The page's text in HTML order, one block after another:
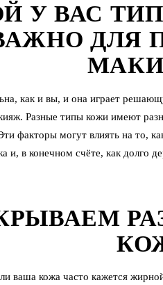
У ВАС
ДЛЯ
как и вы, и она играет
. Разные типы кожи имеют
факторы могут влиять на то,
и, в конечном счёте, как долго
ваша кожа часто кажется